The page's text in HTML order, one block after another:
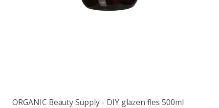
ORGANIC Beauty Supply - DIY glazen fles 500ml